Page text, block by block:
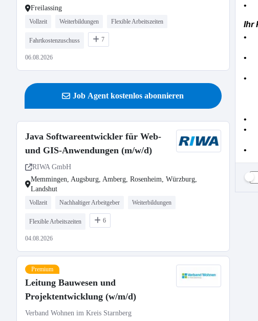
Freilassing
Vollzeit Weiterbildungen Flexible Arbeitszeiten
Fahrtkostenzuschuss 7
06.08.2026
Job Agent kostenlos abonnieren
Java Softwareentwickler für Web-
und GIS-Anwendungen (m/w/d)
RIWA GmbH
Memmingen, Augsburg, Amberg, Rosenheim, Würzburg,
Landshut
Vollzeit Nachhaltiger Arbeitgeber Weiterbildungen
Flexible Arbeitszeiten 6
04.08.2026
Premium
Leitung Bauwesen und
Projektentwicklung (w/m/d)
Verband Wohnen im Kreis Starnberg